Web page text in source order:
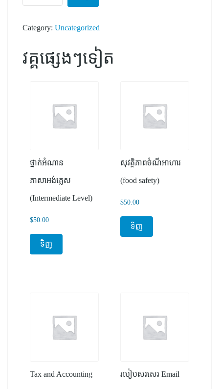
Category: Uncategorized
វគ្គផ្សេងៗទៀត
ថ្នាក់អំណាន
ភាសាអង់គ្លេស
(Intermediate Level)
$50.00
ទិញ
សុវត្ថិភាពចំណីអាហារ
(food safety)
$50.00
ទិញ
Tax and Accounting របៀបសរសេរ Email